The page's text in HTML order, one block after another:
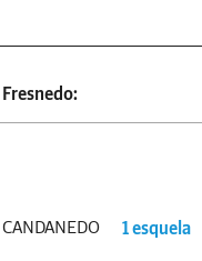
1 esquela